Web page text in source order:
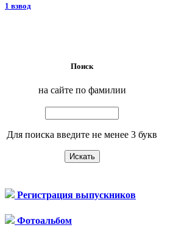
1 взвод
Поиск
на сайте по фамилии
Для поиска введите не менее 3 букв
Регистрация выпускников
Фотоальбом